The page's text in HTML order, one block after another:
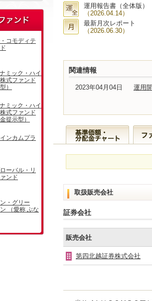
運用報告書（全体版）
（2026.04.14）
最新月次レポート
（2026.06.30）
関連情報
2023年04月04日 運用
取扱販売会社
証券会社
販売会社
第四北越証券株式会社